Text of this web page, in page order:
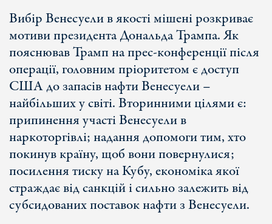
Вибір Венесуели в якості мішені розкриває
мотиви президента Дональда Трампа. Як
пояснював Трамп на прес-конференції після
операції, головним пріоритетом є доступ
США до запасів нафти Венесуели –
найбільших у світі. Вторинними цілями є:
припинення участі Венесуели в
наркоторгівлі; надання допомоги тим, хто
покинув країну, щоб вони повернулися;
посилення тиску на Кубу, економіка якої
страждає від санкцій і сильно залежить від
субсидованих поставок нафти з Венесуели.